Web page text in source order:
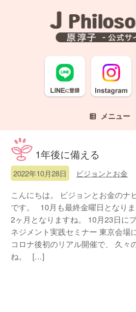
メニュー
1年後に備える
2022年10月28日 ビジョンとお金
こんにちは。 ビジョンとお金のナ
です。 10月も最終金曜日となり
2ヶ月となりますね。 10月23日に
ネジメント実践セミナー 東京会場
コロナ後初のリアル開催で、 久々
ね。 […]